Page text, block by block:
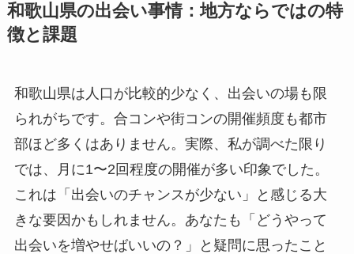
和歌山県の出会い事情：地方ならではの特
徴と課題
和歌山県は人口が比較的少なく、出会いの場も限
られがちです。合コンや街コンの開催頻度も都市
部ほど多くはありません。実際、私が調べた限り
では、月に1〜2回程度の開催が多い印象でした。
これは「出会いのチャンスが少ない」と感じる大
きな要因かもしれません。あなたも「どうやって
出会いを増やせばいいの？」と疑問に思ったこと